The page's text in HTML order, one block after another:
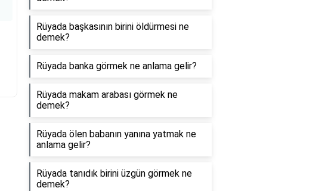
Rüyada başkasının birini öldürmesi ne
demek?
Rüyada banka görmek ne anlama gelir?
Rüyada makam arabası görmek ne
demek?
Rüyada ölen babanın yanına yatmak ne
anlama gelir?
Rüyada tanıdık birini üzgün görmek ne
demek?